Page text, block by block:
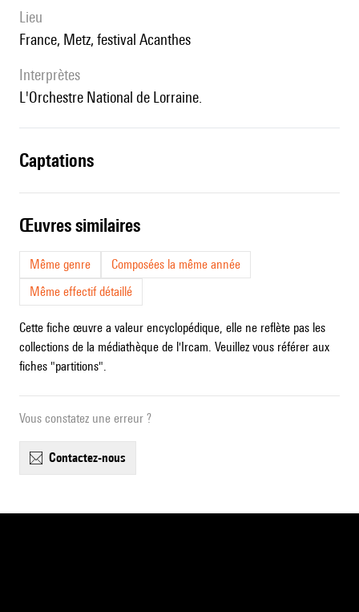
lieu
France, Metz, festival Acanthes
interprètes
l'Orchestre National de Lorraine.
captations
œuvres similaires
Même genre
Composées la même année
Même effectif détaillé
Cette fiche œuvre a valeur encyclopédique, elle ne reflète pas les
collections de la médiathèque de l'Ircam. Veuillez vous référer aux
fiches "partitions".
Vous constatez une erreur ?
contactez-nous